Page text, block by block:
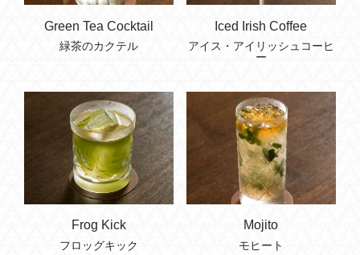
Green Tea Cocktail
緑茶のカクテル
Iced Irish Coffee
アイス・アイリッシュコーヒ
ー
Frog Kick
フロッグキック
Mojito
モヒート